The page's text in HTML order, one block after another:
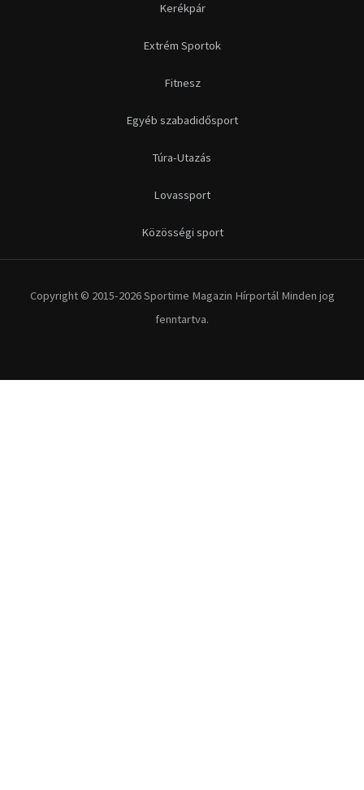
Kerékpár
Extrém Sportok
Fitnesz
Egyéb szabadidősport
Túra-Utazás
Lovassport
Közösségi sport
Copyright © 2015-2026 Sportime Magazin Hírportál Minden jog
fenntartva.